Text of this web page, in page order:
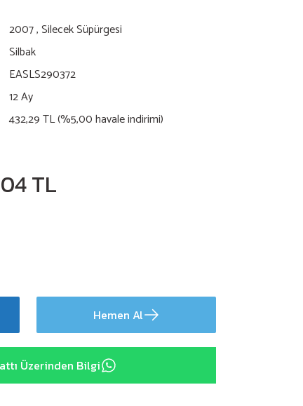
2007,Silecek Süpürgesi
Silbak
EASLS290372
12 Ay
432,29 TL (%5,00 havale indirimi)
TL
Hemen Al
Üzerinden Bilgi